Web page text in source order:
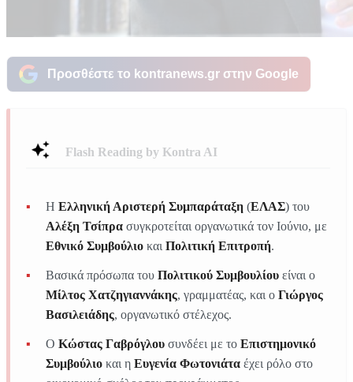
Προσθέστε το kontranews.gr στην Google
Flash Reading by Kontra AI
Η Ελληνική Αριστερή Συμπαράταξη (ΕΛΑΣ) του
Αλέξη Τσίπρα συγκροτείται οργανωτικά τον Ιούνιο, με
Εθνικό Συμβούλιο και Πολιτική Επιτροπή.
Βασικά πρόσωπα του Πολιτικού Συμβουλίου είναι ο
Μίλτος Χατζηγιαννάκης, γραμματέας, και ο Γιώργος
Βασιλειάδης, οργανωτικό στέλεχος.
Ο Κώστας Γαβρόγλου συνδέει με το Επιστημονικό
Συμβούλιο και η Ευγενία Φωτονιάτα έχει ρόλο στο